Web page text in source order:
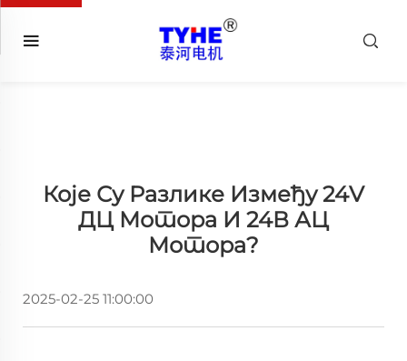
Које Су Разлике Између 24V
ДЦ Мотора И 24В АЦ
Мотора?
2025-02-25 11:00:00